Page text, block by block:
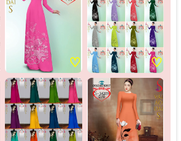
♡ ♡